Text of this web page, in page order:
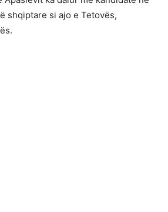
shqiptare si ajo e Tetovës,